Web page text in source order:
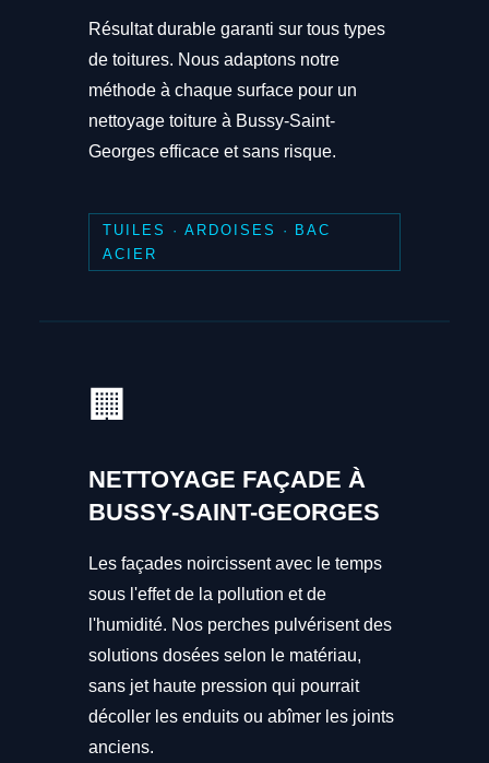
Résultat durable garanti sur tous types
de toitures. Nous adaptons notre
méthode à chaque surface pour un
nettoyage toiture à Bussy-Saint-
Georges efficace et sans risque.
TUILES · ARDOISES · BAC
ACIER
🏢
NETTOYAGE FAÇADE À
BUSSY-SAINT-GEORGES
Les façades noircissent avec le temps
sous l'effet de la pollution et de
l'humidité. Nos perches pulvérisent des
solutions dosées selon le matériau,
sans jet haute pression qui pourrait
décoller les enduits ou abîmer les joints
anciens.